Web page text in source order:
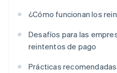
¿Cómo funcionan los
Desafíos para las
reintentos de pago
Prácticas